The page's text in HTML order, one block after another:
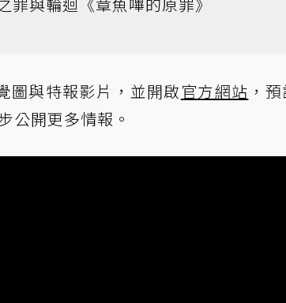
圖與特報影片，並開啟官方網站 ，
公開更多情報。